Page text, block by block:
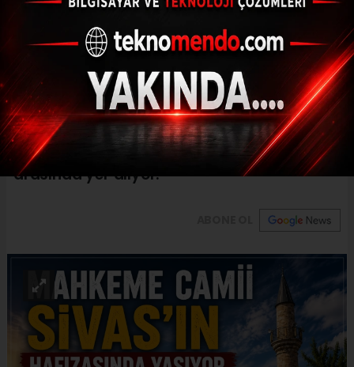
1770 yılında inşa edilen ve halk arasında
Mahkeme Camii olarak bilinen Tarihi Yeni
Cami, 1940'lı yıllarda yeniden inşa
edilmesine rağmen tarihi minaresini
korumayı başardı. Paşabey Mahallesi Fevzi
Çakmak Caddesi üzerinde bulunan eser,
Sivas'ın yaşayan kültürel mirasları
arasında yer alıyor.